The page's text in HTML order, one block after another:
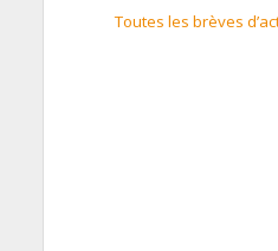
Toutes les brèves